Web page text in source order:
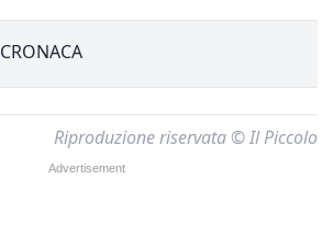
CRONACA
Riproduzione riservata © Il Piccolo